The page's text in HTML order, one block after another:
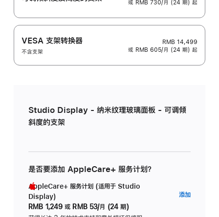
或 RMB 730/月 (24 期) 起
VESA 支架转换器
不含支架
RMB 14,499
或 RMB 605/月 (24 期) 起
Studio Display - 纳米纹理玻璃面板 - 可调倾
斜度的支架
是否要添加 AppleCare+ 服务计划？
AppleCare+ 服务计划 (适用于 Studio
Display)
RMB 1,249 或 RMB 53/月 (24 期)
添加